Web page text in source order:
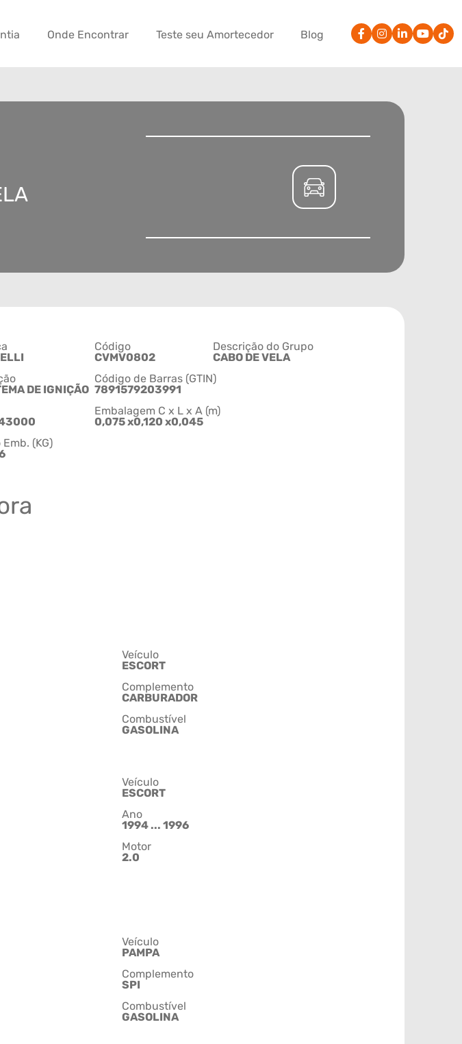
Onde Encontrar Teste seu Amortecedor Blog
Código
CVMV0802
Descrição do Grupo
CABO DE VELA
DE IGNIÇÃO
Código de Barras (GTIN)
7891579203991
Embalagem C x L x A (m)
0,075 x0,120 x0,045
Emb. (KG)
Veículo
ESCORT
Complemento
CARBURADOR
Combustível
GASOLINA
Veículo
ESCORT
Ano
1994 ... 1996
Motor
2.0
Veículo
PAMPA
Complemento
SPI
Combustível
GASOLINA